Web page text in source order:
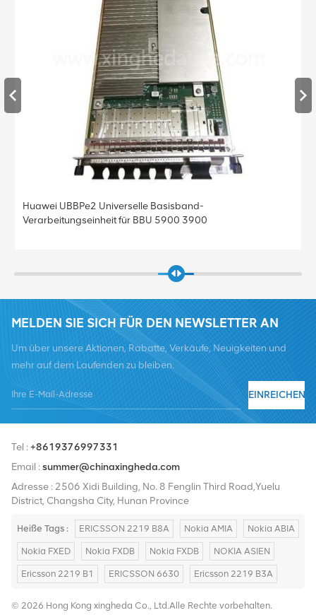
Huawei UBBPe2 Universelle Basisband-
Verarbeitungseinheit für BBU 5900 3900
MELDEN SIE SICH FÜR DEN NEWSLETTER AN
Um über unsere Aktionen, Rabatte, Verkäufe, Neuigkeiten und
mehr auf dem Laufenden zu bleiben.
EINREICHEN
Tel :+8619376997331
Email :summer@chinaxingheda.com
Adresse : 2506 Xidi Building, No. 8 Fenglin Third Road,Yuelu
District, Changsha City, Hunan Province
Heiße Tags : ERICSSON 2219 B8A Nokia AMIA Nokia ABIA
Nokia FXED Nokia FXDB Nokia FXDB NOKIA ASIEN
Ericsson 2219 B1 ERICSSON 6630 Ericsson 2219 B3A
© 2026 Hong Kong xingheda Co., Ltd.Alle Rechte vorbehalten.